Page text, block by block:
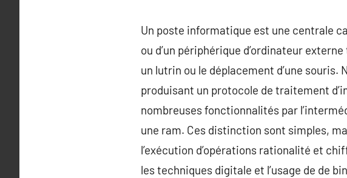
Un poste informatique est une centrale
ou d’un périphérique d’ordinateur
un lutrin ou le déplacement d’une
produisant un protocole de traitement
nombreuses fonctionnalités par
une ram. Ces distinction sont simples,
l’exécution d’opérations rationalité et
les techniques digitale et l’usage de de